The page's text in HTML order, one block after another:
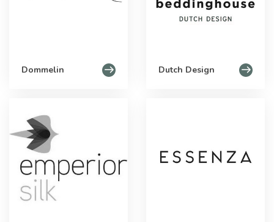
Dommelin Dutch Design